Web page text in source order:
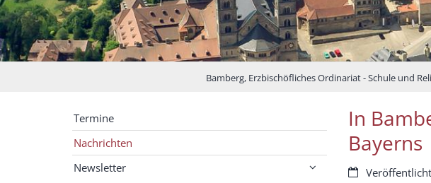
Bamberg, Erzbischöfliches Ordinariat - Schule und
In
Bayerns
Datum:
Termine
Nachrichten
Newsletter